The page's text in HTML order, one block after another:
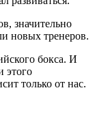
значительно
новых тренеров.
бокса. И
этого
только от нас.